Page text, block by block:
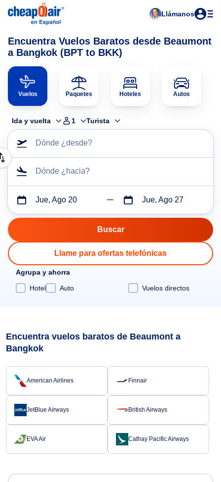
Llámanos
Encuentra Vuelos Baratos desde Beaumont
a Bangkok (BPT to BKK)
Vuelos Paquetes Hoteles Autos
Ida y vuelta 1 Turista
Dónde ¿desde?
Dónde ¿hacia?
Jue, Ago 20 Jue, Ago 27
Llame para ofertas telefónicas
Agrupa y ahorra
Hotel
Auto Vuelos directos
Encuentra vuelos baratos de Beaumont a
Bangkok
American Airlines Finnair
JetBlue Airways British Airways
EVA Air Cathay Pacific Airways